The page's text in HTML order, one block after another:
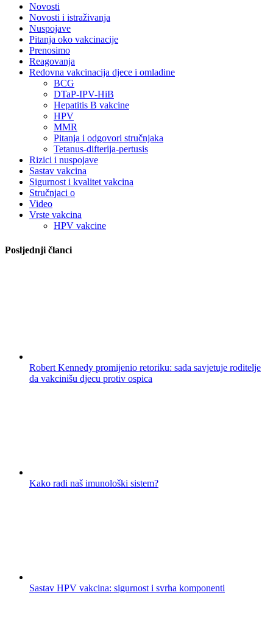
Novosti
Novosti i istraživanja
Nuspojave
Pitanja oko vakcinacije
Prenosimo
Reagovanja
Redovna vakcinacija djece i omladine
BCG
DTaP-IPV-HiB
Hepatitis B vakcine
HPV
MMR
Pitanja i odgovori stručnjaka
Tetanus-difterija-pertusis
Rizici i nuspojave
Sastav vakcina
Sigurnost i kvalitet vakcina
Stručnjaci o
Video
Vrste vakcina
HPV vakcine
Posljednji članci
Robert Kennedy promijenio retoriku: sada savjetuje roditelje
da vakcinišu djecu protiv ospica
Kako radi naš imunološki sistem?
Sastav HPV vakcina: sigurnost i svrha komponenti